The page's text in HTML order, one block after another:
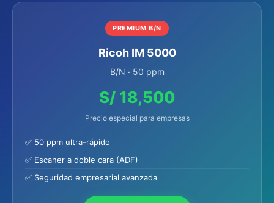
PREMIUM B/N
Ricoh IM 5000
B/N · 50 ppm
S/ 18,500
Precio especial para empresas
✅ 50 ppm ultra-rápido
✅ Escaner a doble cara (ADF)
✅ Seguridad empresarial avanzada